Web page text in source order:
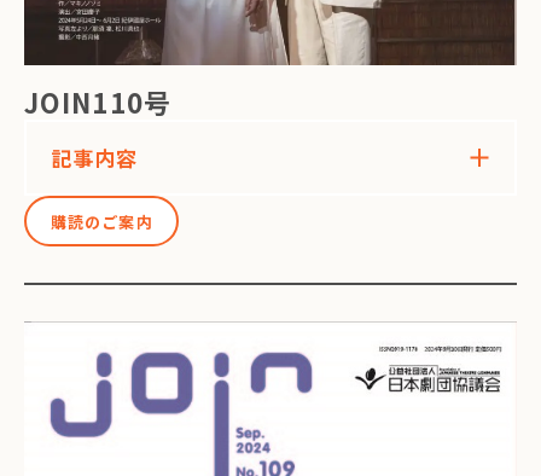
JOIN110号
記事内容
購読のご案内